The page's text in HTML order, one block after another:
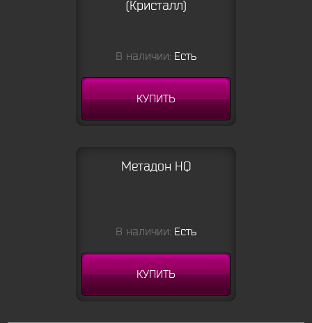
(Кристалл)
В наличии: Есть
КУПИТЬ
Метадон HQ
В наличии: Есть
КУПИТЬ